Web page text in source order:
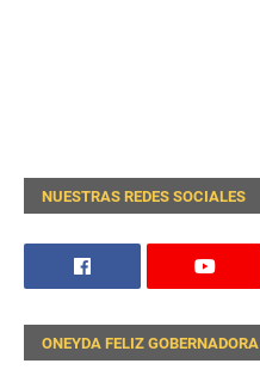
NUESTRAS REDES SOCIALES
ONEYDA FELIZ